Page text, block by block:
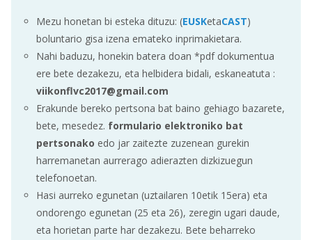
Mezu honetan bi esteka dituzu: (EUSKetaCAST)
boluntario gisa izena emateko inprimakietara.
Nahi baduzu, honekin batera doan *pdf dokumentua
ere bete dezakezu, eta helbidera bidali, eskaneatuta :
viikonflvc2017@gmail.com
Erakunde bereko pertsona bat baino gehiago bazarete,
bete, mesedez. formulario elektroniko bat
pertsonako edo jar zaitezte zuzenean gurekin
harremanetan aurrerago adierazten dizkizuegun
telefonoetan.
Hasi aurreko egunetan (uztailaren 10etik 15era) eta
ondorengo egunetan (25 eta 26), zeregin ugari daude,
eta horietan parte har dezakezu. Bete beharreko